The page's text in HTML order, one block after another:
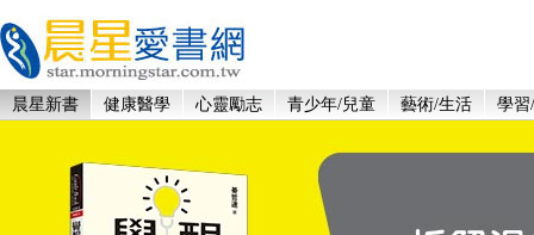
晨星新書 健康醫學 心靈勵志 青少年/兒童 藝術/生活 學習